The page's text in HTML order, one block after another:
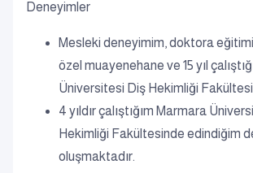
Deneyimler
Mesleki deneyimim, doktora
özel muayenehane ve 15 yıl
Üniversitesi Diş Hekimliği
4 yıldır çalıştığım Marmara
Hekimliği Fakültesinde edindiğim
oluşmaktadır.